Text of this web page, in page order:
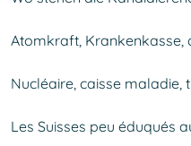
Atomkraft, Krankenkasse,
Nucléaire, caisse maladie,
Les Suisses peu éduqués